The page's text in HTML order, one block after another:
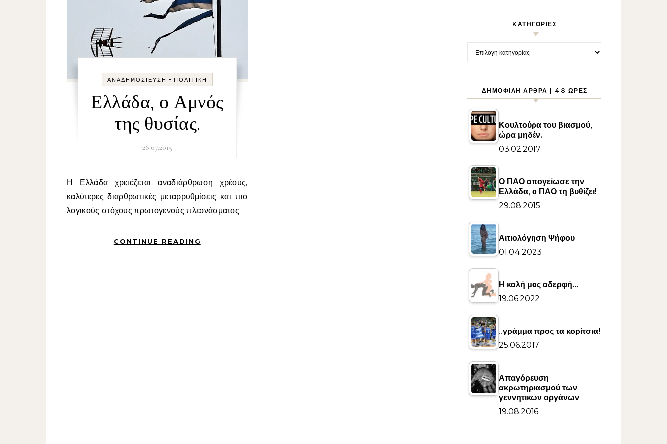
ΑΝΑΔΗΜΟΣΊΕΥΣΗ - ΠΟΛΙΤΙΚΉ
Ελλάδα, ο Αμνός
της θυσίας.
26.07.2015
Η Ελλάδα χρειάζεται αναδιάρθρωση χρέους,
καλύτερες διαρθρωτικές μεταρρυθμίσεις και πιο
λογικούς στόχους πρωτογενούς πλεονάσματος.
CONTINUE READING
KΑΤΗΓΟΡΊΕΣ
Kατηγορίες
ΔΗΜΟΦΙΛΉ ΆΡΘΡΑ | 48 ΏΡΕΣ
Κουλτούρα του βιασμού,
ώρα μηδέν.
03.02.2017
Ο ΠΑΟ απογείωσε την
Ελλάδα, ο ΠΑΟ τη βυθίζει!
29.08.2015
Αιτιολόγηση Ψήφου
01.04.2023
Η καλή μας αδερφή…
19.06.2022
..γράμμα προς τα κορίτσια!
25.06.2017
Απαγόρευση
ακρωτηριασμού των
γεννητικών οργάνων
19.08.2016